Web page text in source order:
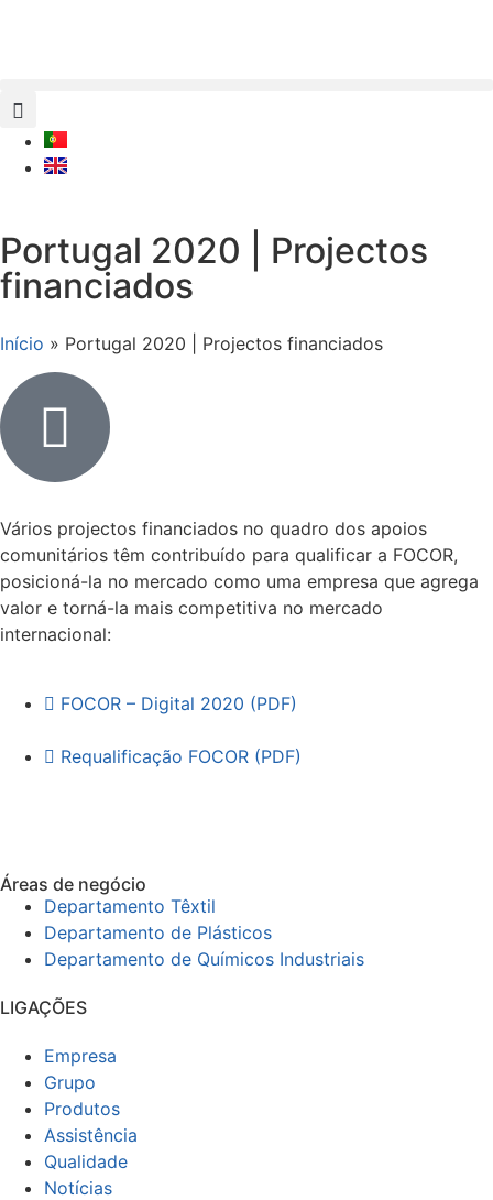
Portugal 2020 | Projectos
financiados
Início » Portugal 2020 | Projectos financiados
Vários projectos financiados no quadro dos apoios
comunitários têm contribuído para qualificar a FOCOR,
posicioná-la no mercado como uma empresa que agrega
valor e torná-la mais competitiva no mercado
internacional:
FOCOR – Digital 2020 (PDF)
Requalificação FOCOR (PDF)
Áreas de negócio
Departamento Têxtil
Departamento de Plásticos
Departamento de Químicos Industriais
LIGAÇÕES
Empresa
Grupo
Produtos
Assistência
Qualidade
Notícias